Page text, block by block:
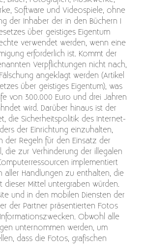
Software und Videospiele, ohne
der Inhaber der in den Büchern I
über geistiges Eigentum
verwendet werden, wenn eine
erforderlich ist. Kommt der
Verpflichtungen nicht nach,
angeklagt werden (Artikel
über geistiges Eigentum), was
von 300.000 Euro und drei Jahren
wird. Darüber hinaus ist der
die Sicherheitspolitik des Internet-
der Einrichtung einzuhalten,
der Regeln für den Einsatz der
die zur Verhinderung der illegalen
implementiert
aller Handlungen zu enthalten, die
dieser Mittel untergraben würden.
und in den mobilen Diensten der
der Partner präsentierten Fotos
Obwohl alle
unternommen werden, um
dass die Fotos, grafischen